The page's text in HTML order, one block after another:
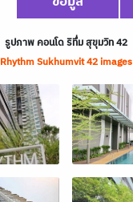
รูปภาพ คอนโด ริทึ่ม สุขุมวิท 42
Rhythm Sukhumvit 42 images